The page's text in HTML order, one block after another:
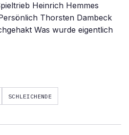
Heinrich Hemmes
Thorsten Dambeck
Was wurde eigentlich
SCHLEICHENDE